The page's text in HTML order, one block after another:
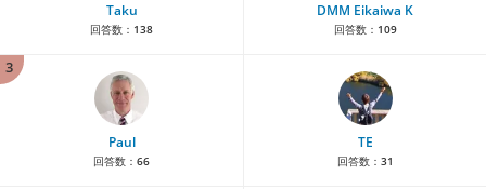
Taku
回答数： 138
DMM Eikaiwa K
回答数： 109
3
Paul
回答数： 66
TE
回答数： 31